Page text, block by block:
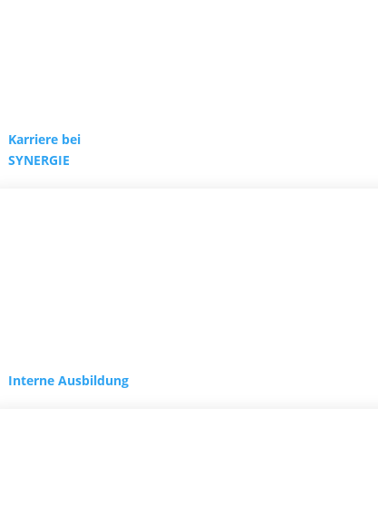
Karriere bei
SYNERGIE
Interne Ausbildung